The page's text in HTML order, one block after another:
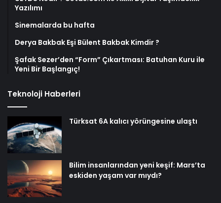
Yazılımı
Sinemalarda bu hafta
Derya Bakbak Eşi Bülent Bakbak Kimdir ?
Şafak Sezer’den “Form” Çıkartması: Batuhan Kuru ile
Yeni Bir Başlangıç!
Teknoloji Haberleri
Türksat 6A kalıcı yörüngesine ulaştı
Bilim insanlarından yeni keşif: Mars’ta
eskiden yaşam var mıydı?